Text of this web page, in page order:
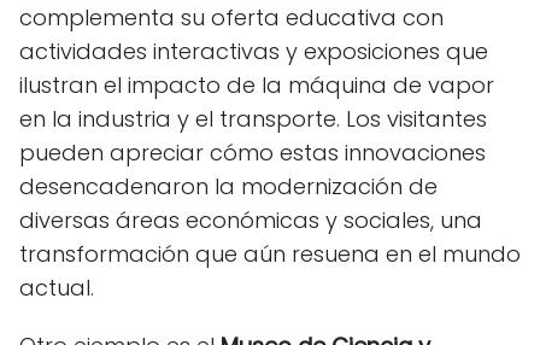
complementa su oferta educativa con
actividades interactivas y exposiciones que
ilustran el impacto de la máquina de vapor
en la industria y el transporte. Los visitantes
pueden apreciar cómo estas innovaciones
desencadenaron la modernización de
diversas áreas económicas y sociales, una
transformación que aún resuena en el mundo
actual.